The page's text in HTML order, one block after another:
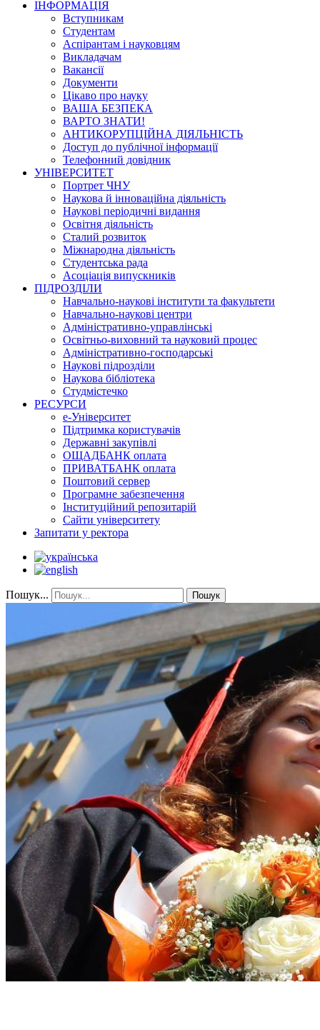
ІНФОРМАЦІЯ
Вступникам
Студентам
Аспірантам і науковцям
Викладачам
Вакансії
Документи
Цікаво про науку
ВАША БЕЗПЕКА
ВАРТО ЗНАТИ!
АНТИКОРУПЦІЙНА ДІЯЛЬНІСТЬ
Доступ до публічної інформації
Телефонний довідник
УНІВЕРСИТЕТ
Портрет ЧНУ
Наукова й інноваційна діяльність
Наукові періодичні видання
Освітня діяльність
Сталий розвиток
Міжнародна діяльність
Студентська рада
Асоціація випускників
ПІДРОЗДІЛИ
Навчально-наукові інститути та факультети
Навчально-наукові центри
Адміністративно-управлінські
Освітньо-виховний та науковий процес
Адміністративно-господарські
Наукові підрозділи
Наукова бібліотека
Студмістечко
РЕСУРСИ
е-Університет
Підтримка користувачів
Державні закупівлі
ОЩАДБАНК оплата
ПРИВАТБАНК оплата
Поштовий сервер
Програмне забезпечення
Інституційний репозитарій
Сайти університету
Запитати у ректора
Пошук... Пошук